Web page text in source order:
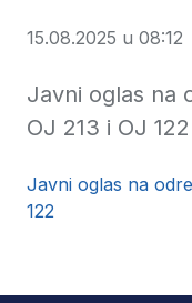
15.08.2025 u 08:12
Javni oglas na
OJ 213 i OJ 122
Javni oglas na
122